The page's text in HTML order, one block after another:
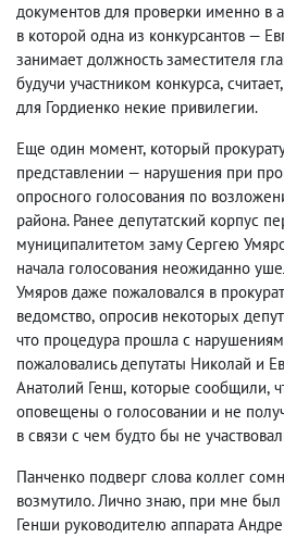
документов для проверки именно в
в которой одна из конкурсантов —
занимает должность заместителя
будучи участником конкурса, считает,
для Гордиенко некие привилегии.
Еще один момент, который
представлении — нарушения при
опросного голосования по
района. Ранее депутатский корпус
муниципалитетом заму Сергею
начала голосования неожиданно
Умяров даже пожаловался в
ведомство, опросив некоторых
что процедура прошла с
пожаловались депутаты Николай и
Анатолий Генш, которые сообщили,
оповещены о голосовании и не
в связи с чем будто бы не
Панченко подверг слова коллег
возмутило. Лично знаю, при мне был
Генши руководителю аппарата